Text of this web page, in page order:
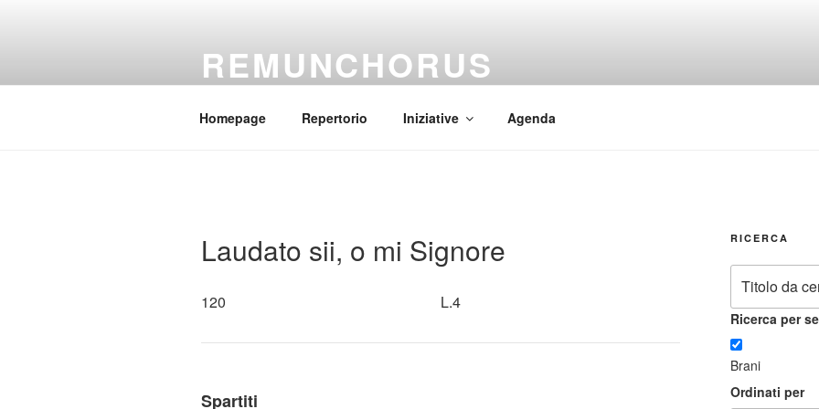
REMUNCHORUS
Homepage Repertorio Iniziative Agenda
Laudato sii, o mi Signore
120 L.4
Spartiti
RICERCA
Ricerca per
Brani
Ordinati per